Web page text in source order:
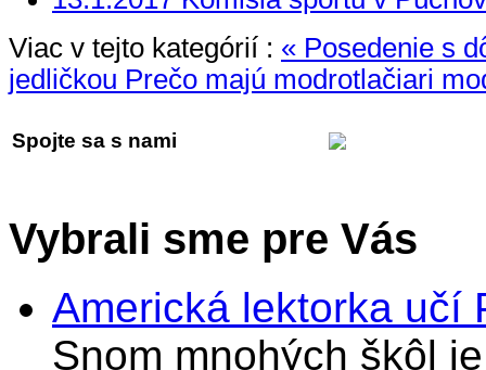
Viac v tejto kategórií : « Posedenie s
jedličkou Prečo majú modrotlačiari
Spojte sa s nami
Vybrali sme pre Vás
Americká lektorka učí
Snom mnohých škôl